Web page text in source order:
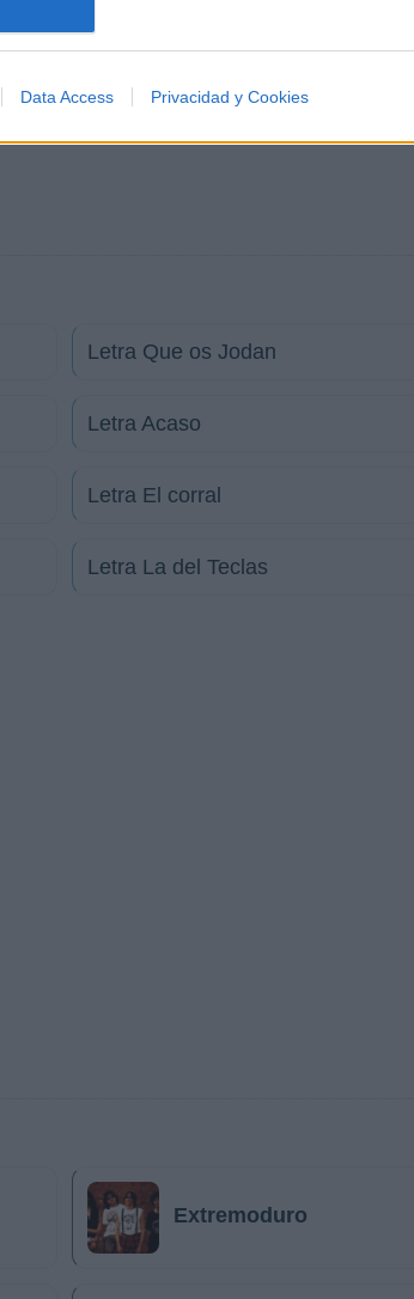
Data Access Privacidad y Cookies
Letra Que os Jodan
Letra Acaso
Letra El corral
Letra La del Teclas
Extremoduro